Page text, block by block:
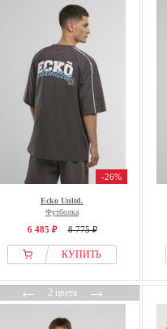
-26%
Ecko Unltd.
Футболка
6 485 ₽ 8 775 ₽
КУПИТЬ
←2 цвета→